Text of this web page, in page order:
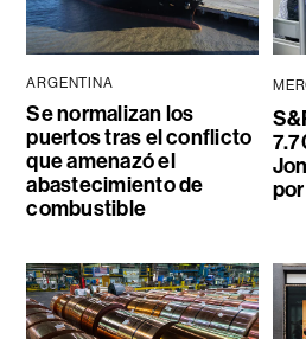
ARGENTINA
Se normalizan los
puertos tras el conflicto
que amenazó el
abastecimiento de
combustible